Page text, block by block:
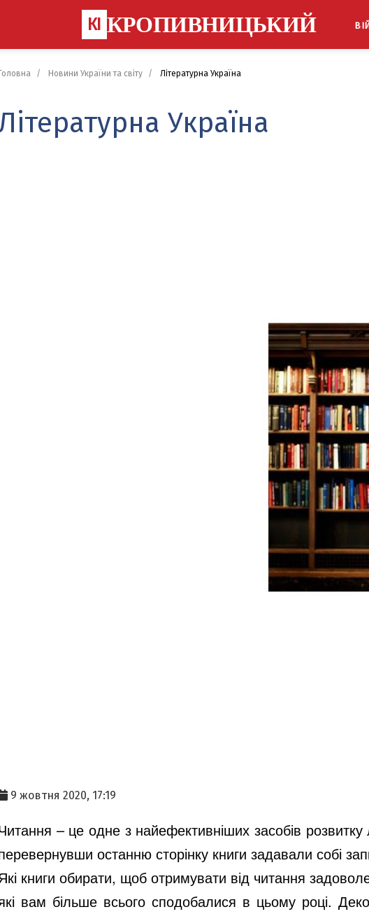
КІ КРОПИВНИЦЬКИЙ
Новини України та світу Літературна Україна
Україна
9 жовтня 2020, 17:19
– це одне з найефективніших засобів
останню сторінку книги задавали собі
книги обирати, щоб отримувати від читання
вам більше всього сподобалися в цьому році.